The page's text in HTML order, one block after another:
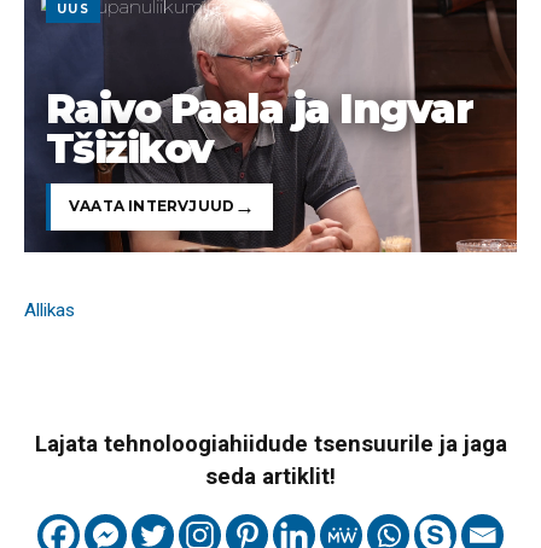
UUS
Raivo Paala ja Ingvar
Tšižikov
VAATA INTERVJUUD
Allikas
Lajata tehnoloogiahiidude tsensuurile ja jaga
seda artiklit!